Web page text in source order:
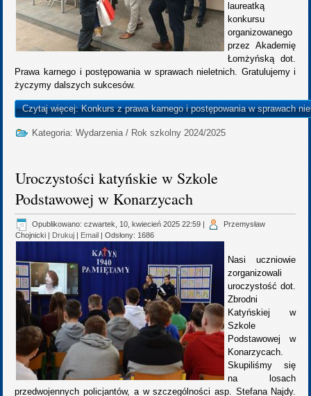
laureatką
konkursu
organizowanego
przez Akademię
Łomżyńską dot.
Prawa karnego i postępowania w sprawach nieletnich. Gratulujemy i
życzymy dalszych sukcesów.
Czytaj więcej: Konkurs z prawa karnego i postępowania w sprawach
Kategoria:Wydarzenia / Rok szkolny 2024/2025
Uroczystości katyńskie w Szkole
Podstawowej w Konarzycach
Opublikowano: czwartek, 10, kwiecień 2025 22:59
Przemysław
Chojnicki
Drukuj Email | Odsłony: 1686
Nasi uczniowie
zorganizowali
uroczystość dot.
Zbrodni
Katyńskiej w
Szkole
Podstawowej w
Konarzycach.
Skupiliśmy się
na losach
przedwojennych policjantów, a w szczególności asp. Stefana Najdy.